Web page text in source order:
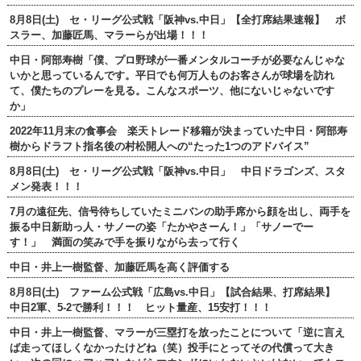
8月8日(土) セ・リーグ公式戦「阪神vs.中日」【全打席結果速報】 ボ
スラー、加藤匠馬、マラーらが出場！！！
中日・阿部寿樹「僕、プロ野球が一番メンタルコーチが必要なんじゃな
いかと思っているんです。平日でも何万人ものお客さんが球場を訪れ
て、僕たちのプレーを見る。こんなスポーツ、他にないじゃないです
か」
2022年11月末の食事会 楽天トレード移籍が決まっていた中日・阿部寿
樹からドラフト指名後の村松開人への“たった1つのアドバイス”
8月8日(土) セ・リーグ公式戦「阪神vs.中日」 中日ドラゴンズ、スタ
メン発表！！！
7月の遠征先、信号待ちしていたミニバンの助手席から顔を出し、両手を
振る中日新助っ人・サノーの姿「たかやさーん！」「サノーでー
す！」 満面の笑みで手を振りながら去って行く
中日・井上一樹監督、加藤匠馬を高く評価する
8月8日(土) ファーム公式戦「広島vs.中日」【試合結果、打席結果】
中日2軍、5-2で勝利！！！ ヒット量産、15安打！！！
中日・井上一樹監督、マラーが三塁打を放ったことについて「逆に言え
ば走ってほしくなかったけどね（笑）投手にとってその代償って大き